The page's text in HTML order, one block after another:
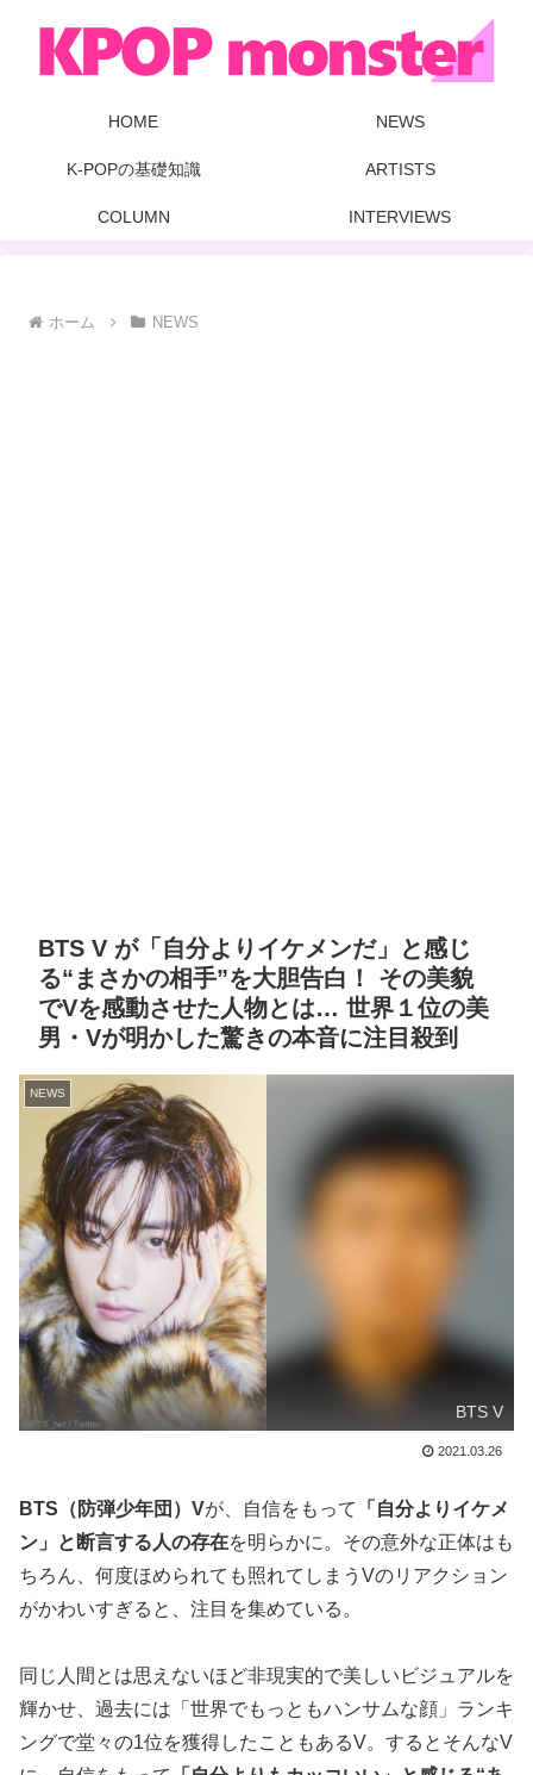
HOME NEWS
K-POPの基礎知識 ARTISTS
COLUMN INTERVIEWS
ホーム NEWS
BTS V が「自分よりイケメンだ」と感じ
る“まさかの相手”を大胆告白！ その美貌
でVを感動させた人物とは… 世界１位の美
男・Vが明かした驚きの本音に注目殺到
NEWS
BTS V
2021.03.26
BTS（防弾少年団）Vが、自信をもって
「自分よりイケメ
ン」と断言する人の存在を明らかに。その意外な正体はも
ちろん、何度ほめられても照れてしまうVのリアクション
がかわいすぎると、注目を集めている。
同じ人間とは思えないほど非現実的で美しいビジュアルを
輝かせ、過去には「世界でもっともハンサムな顔」ランキ
ングで堂々の1位を獲得したこともあるV。するとそんなV